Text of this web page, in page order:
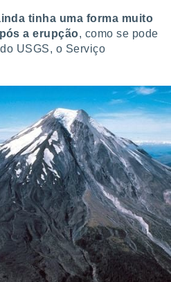
tinha uma forma muito
a erupção, como se pode
USGS, o Serviço